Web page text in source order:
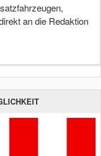
an die Redaktion